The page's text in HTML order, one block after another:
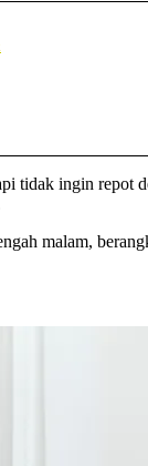
tidak ingin repot
malam,